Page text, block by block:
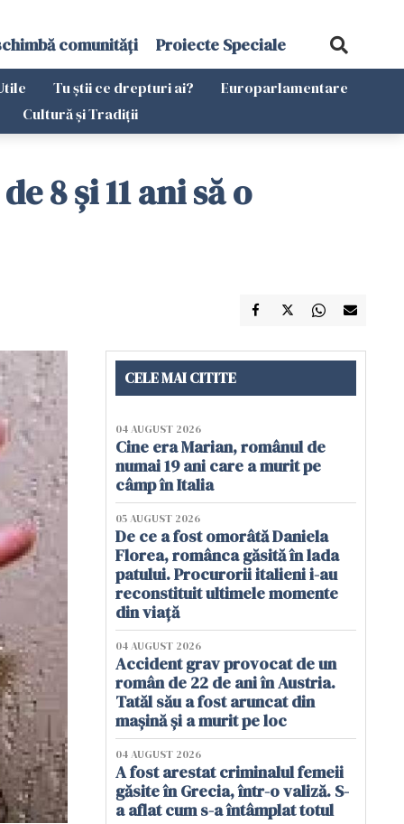
comunități Proiecte Speciale
Tu știi ce drepturi ai?
Europarlamentare
Cultură și Tradiții
8 şi 11 ani să o
CELE MAI CITITE
04 AUGUST 2026
Cine era Marian, românul de
numai 19 ani care a murit pe
câmp în Italia
05 AUGUST 2026
De ce a fost omorâtă Daniela
Florea, românca găsită în lada
patului. Procurorii italieni i-au
reconstituit ultimele momente
din viață
04 AUGUST 2026
Accident grav provocat de un
român de 22 de ani în Austria.
Tatăl său a fost aruncat din
mașină și a murit pe loc
04 AUGUST 2026
A fost arestat criminalul femeii
găsite în Grecia, într-o valiză. S-
a aflat cum s-a întâmplat totul